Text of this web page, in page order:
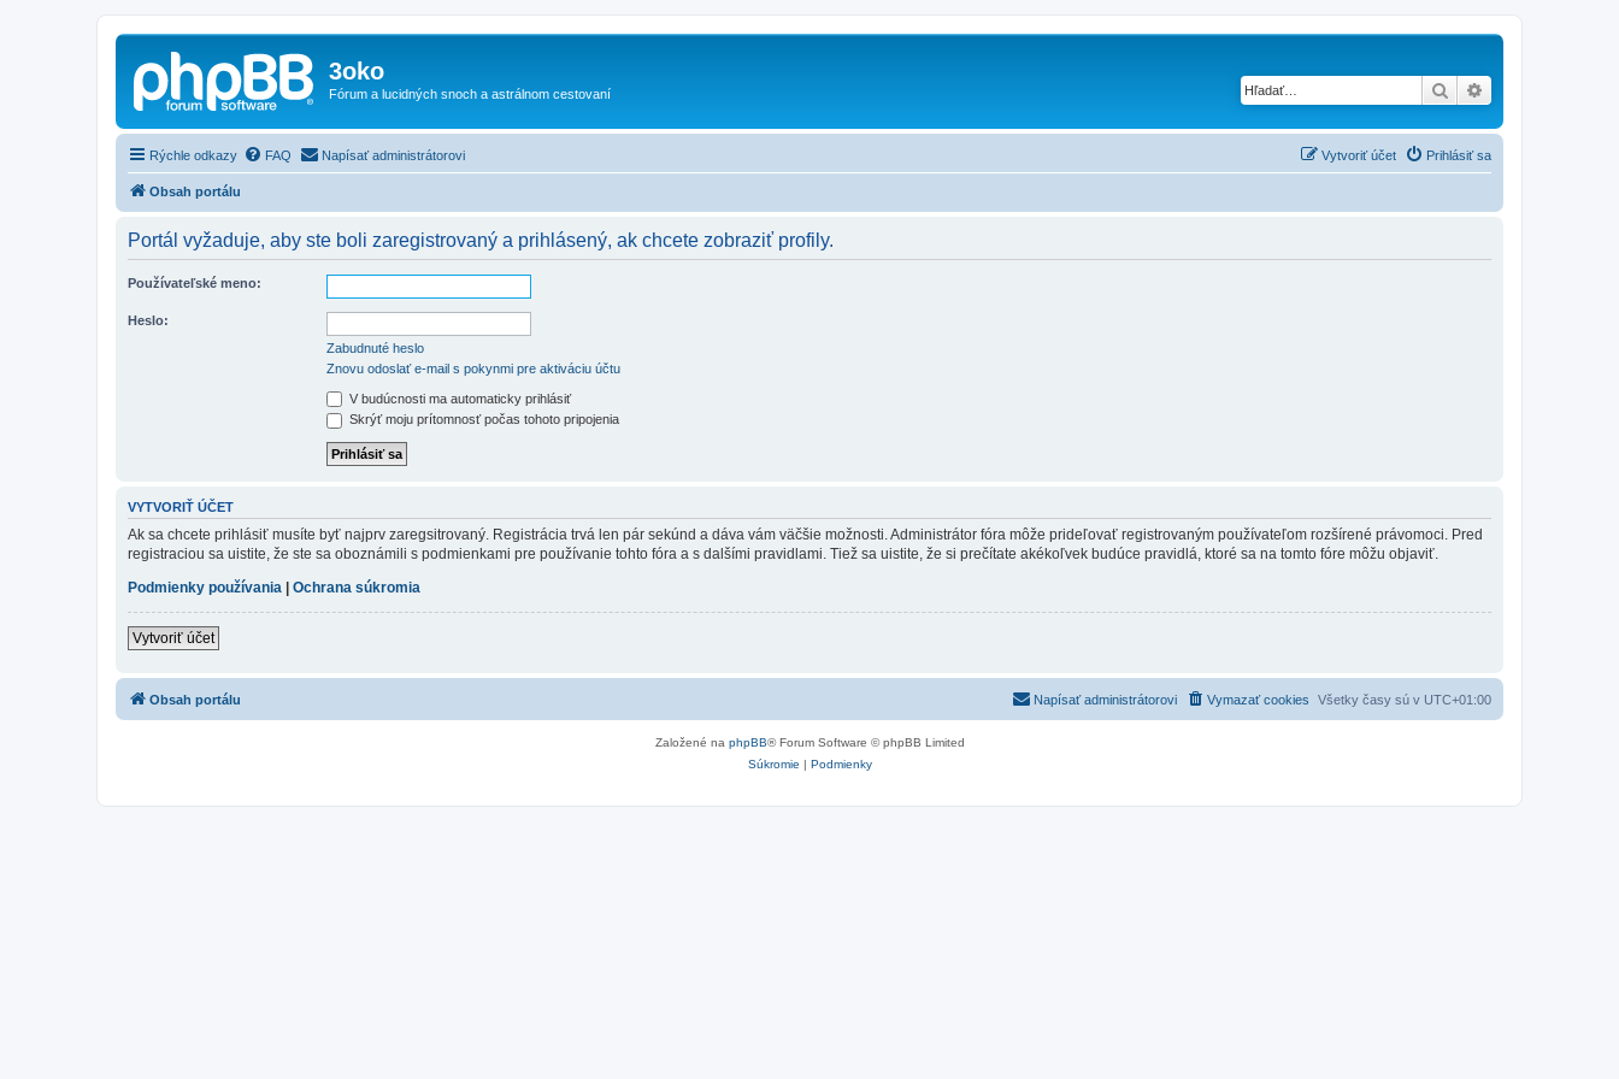
3oko
Fórum a lucidných snoch a astrálnom cestovaní Hľadať
Rýchle odkazy FAQ Napísať administrátorovi Prihlásiť sa
Vytvoriť účet
Obsah portálu
Portál vyžaduje, aby ste boli zaregistrovaný a prihlásený, ak chcete zobraziť profily.
Používateľské meno:
Heslo:
Zabudnuté heslo
Znovu odoslať e-mail s pokynmi pre aktiváciu účtu
V budúcnosti ma automaticky prihlásiť
Skrýť moju prítomnosť počas tohoto pripojenia
VYTVORIŤ ÚČET
Ak sa chcete prihlásiť musíte byť najprv zaregsitrovaný. Registrácia trvá len pár sekúnd a dáva vám väčšie možnosti. Administrátor fóra môže prideľovať registrovaným používateľom rozšírené právomoci. Pred
registraciou sa uistite, že ste sa oboznámili s podmienkami pre používanie tohto fóra a s dalšími pravidlami. Tiež sa uistite, že si prečítate akékoľvek budúce pravidlá, ktoré sa na tomto fóre môžu objaviť.
Podmienky používania
Ochrana súkromia
Vytvoriť účet
Obsah portálu Všetky časy sú v UTC+01:00
Vymazať cookies
Napísať administrátorovi
Založené na phpBB® Forum Software © phpBB Limited
Súkromie | Podmienky